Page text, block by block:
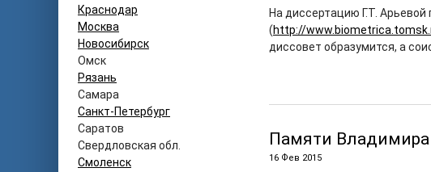
Краснодар
Москва
Новосибирск
Омск
Рязань
Самара
Санкт-Петербург
Саратов
Свердловская обл.
Смоленск
На диссертацию Г.Т.
(http://
диссовет образумится, а
Памяти Владимира
16 Фев 2015